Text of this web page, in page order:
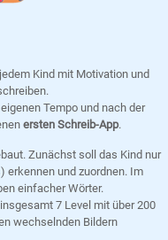
Kind mit Motivation und
Tempo und nach der
ersten Schreib-App.
Zunächst soll das Kind nur
erkennen und zuordnen. Im
einfacher Wörter.
7 Level mit über 200
wechselnden Bildern